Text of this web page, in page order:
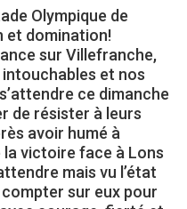
Olympique de
et domination!
sur Villefranche,
et nos
ce dimanche
de résister à leurs
avoir humé à
la victoire face à Lons
mais vu l’état
sur eux pour